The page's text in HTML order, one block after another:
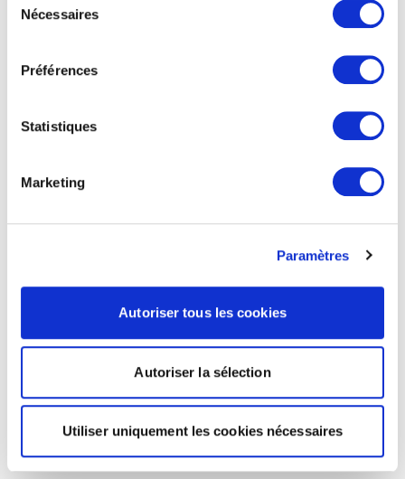
Nécessaires
Préférences
Statistiques
Marketing
Paramètres
Autoriser tous les cookies
Autoriser la sélection
Utiliser uniquement les cookies nécessaires